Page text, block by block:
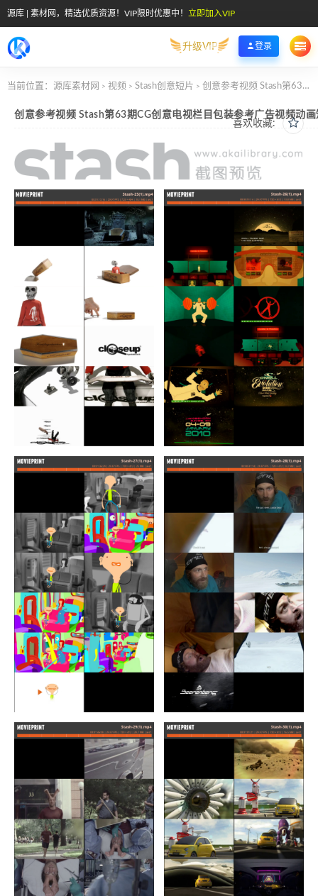
源库 | 素材网，精选优质资源！VIP限时优惠中！ 立即加入VIP
升级VIP 登录
当前位置： 源库素材网 > 视频 > Stash创意短片 > 创意参考视频 Stash第63期CG创意电视栏目包装参考广告视频动画短片
喜欢收藏:
创意参考视频 Stash第63期CG创意电视栏目包装参考广告视频动画